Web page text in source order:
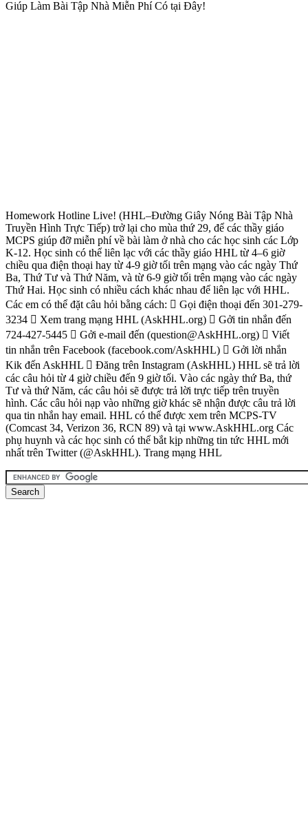
Giúp Làm Bài Tập Nhà Miễn Phí Có tại Đây!
Homework Hotline Live! (HHL–Đường Giây Nóng Bài Tập Nhà
Truyền Hình Trực Tiếp) trở lại cho mùa thứ 29, để các thầy giáo
MCPS giúp đỡ miễn phí về bài làm ở nhà cho các học sinh các Lớp
K-12. Học sinh có thể liên lạc với các thầy giáo HHL từ 4–6 giờ
chiều qua điện thoại hay từ 4-9 giờ tối trên mạng vào các ngày Thứ
Ba, Thứ Tư và Thứ Năm, và từ 6-9 giờ tối trên mạng vào các ngày
Thứ Hai. Học sinh có nhiều cách khác nhau để liên lạc với HHL.
Các em có thể đặt câu hỏi bằng cách:  Gọi điện thoại đến 301-279-
3234  Xem trang mạng HHL (AskHHL.org)  Gởi tin nhắn đến
724-427-5445  Gởi e-mail đến (question@AskHHL.org)  Viết
tin nhắn trên Facebook (facebook.com/AskHHL)  Gởi lời nhắn
Kik đến AskHHL  Đăng trên Instagram (AskHHL) HHL sẽ trả lời
các câu hỏi từ 4 giờ chiều đến 9 giờ tối. Vào các ngày thứ Ba, thứ
Tư và thứ Năm, các câu hỏi sẽ được trả lời trực tiếp trên truyền
hình. Các câu hỏi nạp vào những giờ khác sẽ nhận được câu trả lời
qua tin nhắn hay email. HHL có thể được xem trên MCPS-TV
(Comcast 34, Verizon 36, RCN 89) và tại www.AskHHL.org Các
phụ huynh và các học sinh có thể bắt kịp những tin tức HHL mới
nhất trên Twitter (@AskHHL). Trang mạng HHL